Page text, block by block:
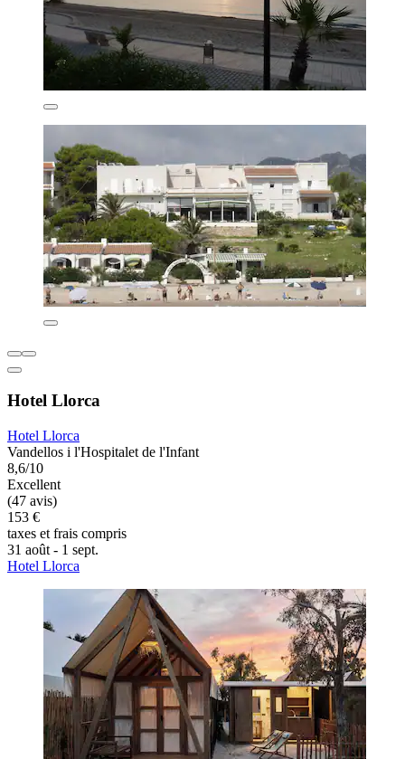
Hotel Llorca
Hotel Llorca
Vandellos i l'Hospitalet de l'Infant
8,6/10
Excellent
(47 avis)
153 €
taxes et frais compris
31 août - 1 sept.
Hotel Llorca